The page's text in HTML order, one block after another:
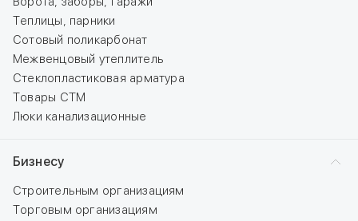
Теплицы, парники
Сотовый поликарбонат
Межвенцовый утеплитель
Стеклопластиковая арматура
Товары СТМ
Люки канализационные
Бизнесу
Строительным организациям
Торговым организациям